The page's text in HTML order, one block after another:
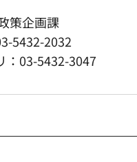
策企画課
5432-2032
：03-5432-3047